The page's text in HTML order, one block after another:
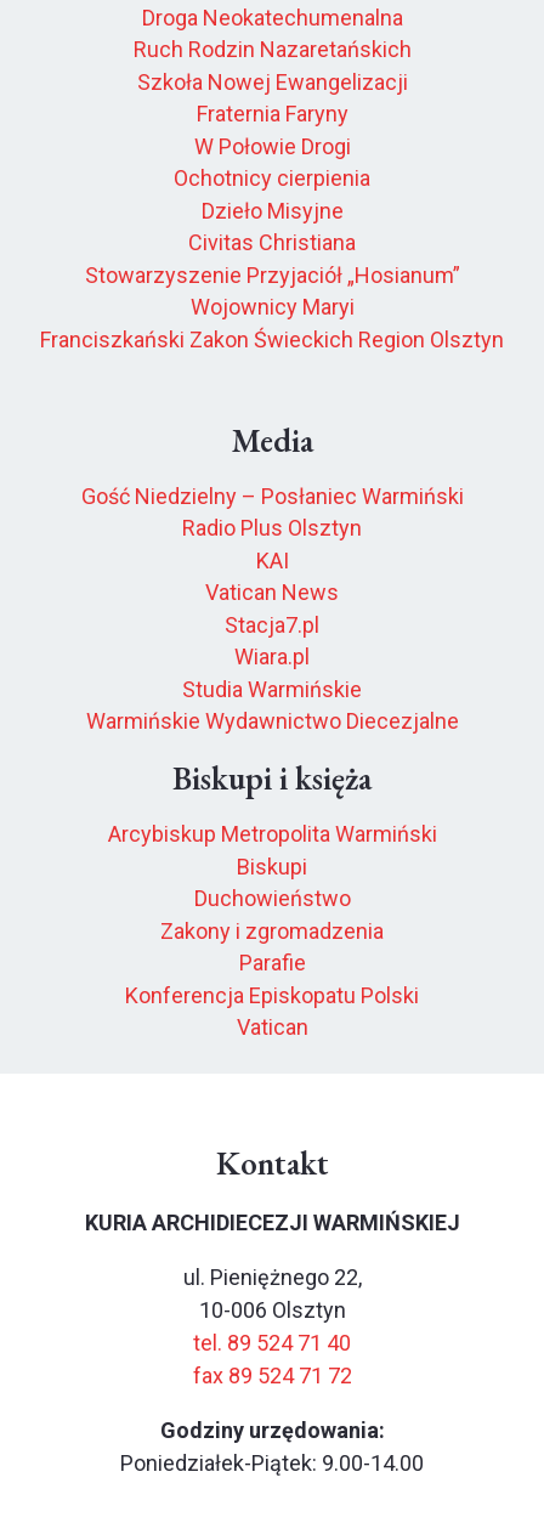
Droga Neokatechumenalna
Ruch Rodzin Nazaretańskich
Szkoła Nowej Ewangelizacji
Fraternia Faryny
W Połowie Drogi
Ochotnicy cierpienia
Dzieło Misyjne
Civitas Christiana
Stowarzyszenie Przyjaciół „Hosianum”
Wojownicy Maryi
Franciszkański Zakon Świeckich Region Olsztyn
Media
Gość Niedzielny – Posłaniec Warmiński
Radio Plus Olsztyn
KAI
Vatican News
Stacja7.pl
Wiara.pl
Studia Warmińskie
Warmińskie Wydawnictwo Diecezjalne
Biskupi i księża
Arcybiskup Metropolita Warmiński
Biskupi
Duchowieństwo
Zakony i zgromadzenia
Parafie
Konferencja Episkopatu Polski
Vatican
Kontakt
KURIA ARCHIDIECEZJI WARMIŃSKIEJ
ul. Pieniężnego 22,
10-006 Olsztyn
tel. 89 524 71 40
fax 89 524 71 72
Godziny urzędowania:
Poniedziałek-Piątek: 9.00-14.00